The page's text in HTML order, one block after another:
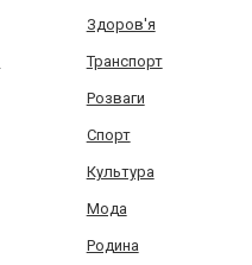
Здоров'я
Транспорт
Розваги
Спорт
Культура
Мода
Родина